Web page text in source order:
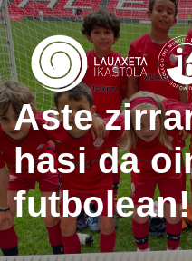
Aste
hasi da
futbolean!